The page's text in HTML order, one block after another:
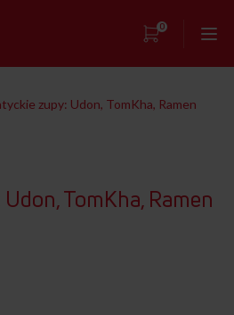
0
główna
Przepisy
zupy: Udon, TomKha, Ramen
TomKha, Ramen